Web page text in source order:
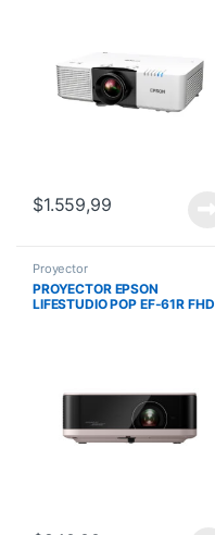
$1.559,99
Proyector
PROYECTOR EPSON
LIFESTUDIO POP EF-61R FHD